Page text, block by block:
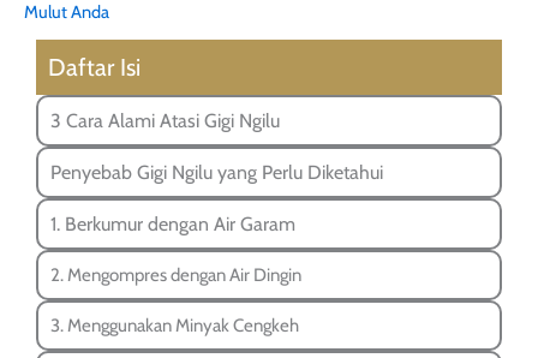
Mulut Anda
Daftar Isi
3 Cara Alami Atasi Gigi Ngilu
Penyebab Gigi Ngilu yang Perlu Diketahui
1. Berkumur dengan Air Garam
2. Mengompres dengan Air Dingin
3. Menggunakan Minyak Cengkeh